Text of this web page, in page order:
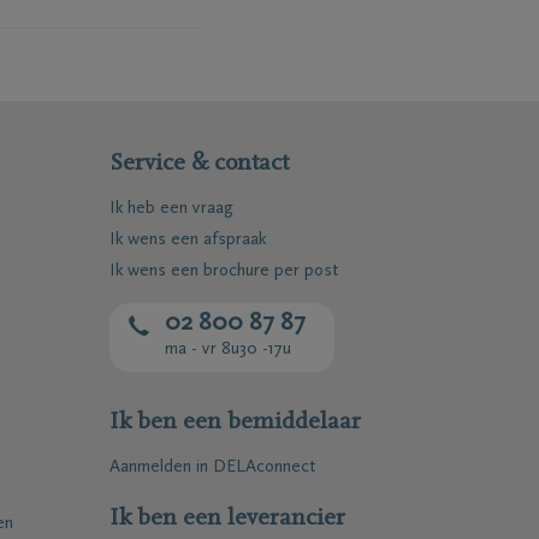
zelf geen
zij banden
je of het Fonds
afspraken met
worden
de overige leden
De vergaderingen
verlengd worden.
Service & contact
Ik heb een vraag
Ik wens een afspraak
Ik wens een brochure per post
02 800 87 87
ma - vr 8u30 -17u
Ik ben een bemiddelaar
Aanmelden in DELAconnect
Ik ben een leverancier